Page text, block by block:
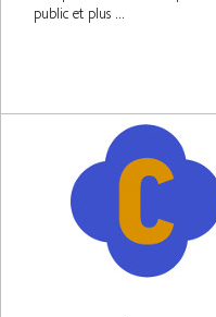
public et plus ...